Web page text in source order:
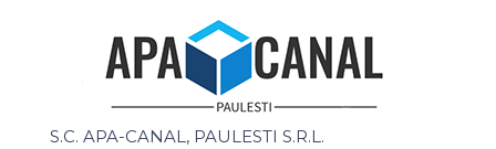
S.C. APA-CANAL, PAULESTI S.R.L.